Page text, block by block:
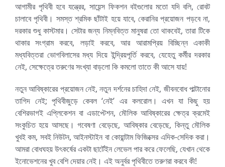
আগামীর পৃথিবী হবে যন্ত্রের, সায়েন্স ফিকশন বইগুলোর মতো যদি বলি, রোবট
চালাবে পৃথিবী। সমস্ত শ্রমিক ছাঁটাই হয়ে যাবে, কেরানির প্রয়োজন পড়বে না,
দরকার শুধু কাস্টমার। সেটার জন্য নিম্নবিত্ত মানুষরা তো থাকবেই, তারা টিকে
থাকার সংগ্রাম করবে, লড়াই করবে, আর আরামপ্রিয় বিচ্ছিন্ন একাকী
মধ্যবিত্তরা ভোগবিলাসের মধ্য দিয়ে ইন্দ্রিয়পূর্তি করবে, যেহেতু কর্মীর দরকার
নেই, সেক্ষেত্রে তরুণের সংখ্যা বাড়লো কি কমলো তাতে কী আসে যায়!
নতুন আবিষ্কারের প্রয়োজন নেই, নতুন দর্শনের চাহিদা নেই, জীবনবোধ পাল্টানোর
তাগিদ নেই; পৃথিবীজুড়ে কেবল ‘নেই’ এর কলরোল। এখন যা কিছু হয়
বেশিরভাগই এপ্লিকেশন বা এডাপ্টেশন, মৌলিক আবিষ্কারের ক্ষেত্র ক্রমেই
সংকুচিত হয়ে আসছে। গবেষণা বেড়েছে, আবিষ্কার বেড়েছে, কিন্তু মৌলিক
খুবই কম, সবই নিউটন, আইনস্টাইন বা কোয়ান্টাম ফিজিক্সের এদিক-সেদিক করা।
আমরা বোধঘহয় উৎকর্ষের একটা ছার্টেইন লেভেল পার করে ফেলেছি, যেখান থেকে
ইনোভেশনের খুব বেশি দেয়ার নেই। এই অনুর্বর পৃথিবীতে তরুণরা করবে কী!